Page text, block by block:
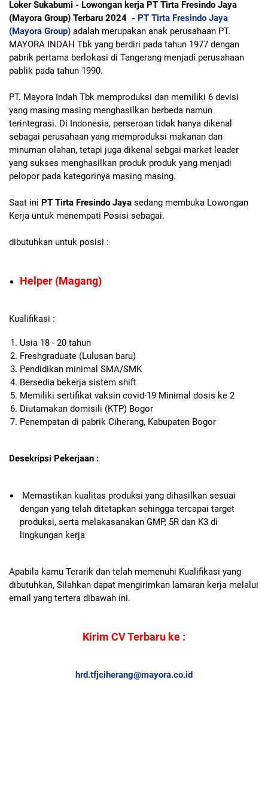
Loker Sukabumi - Lowongan kerja PT Tirta Fresindo Jaya
(Mayora Group) Terbaru 2024 - PT Tirta Fresindo Jaya
(Mayora Group) adalah merupakan anak perusahaan PT.
MAYORA INDAH Tbk yang berdiri pada tahun 1977 dengan
pabrik pertama berlokasi di Tangerang menjadi perusahaan
pablik pada tahun 1990.
PT. Mayora Indah Tbk memproduksi dan memiliki 6 devisi
yang masing masing menghasilkan berbeda namun
terintegrasi. Di Indonesia, perseroan tidak hanya dikenal
sebagai perusahaan yang memproduksi makanan dan
minuman olahan, tetapi juga dikenal sebgai market leader
yang sukses menghasilkan produk produk yang menjadi
pelopor pada kategorinya masing masing.
Saat ini PT Tirta Fresindo Jaya sedang membuka Lowongan
Kerja untuk menempati Posisi sebagai.
dibutuhkan untuk posisi :
Helper (Magang)
Kualifikasi :
Usia 18 - 20 tahun
Freshgraduate (Lulusan baru)
Pendidikan minimal SMA/SMK
Bersedia bekerja sistem shift
Memiliki sertifikat vaksin covid-19 Minimal dosis ke 2
Diutamakan domisili (KTP) Bogor
Penempatan di pabrik Ciherang, Kabupaten Bogor
Desekripsi Pekerjaan :
Memastikan kualitas produksi yang dihasilkan sesuai
dengan yang telah ditetapkan sehingga tercapai target
produksi, serta melakasanakan GMP, 5R dan K3 di
lingkungan kerja
Apabila kamu Terarik dan telah memenuhi Kualifikasi yang
dibutuhkan, Silahkan dapat mengirimkan lamaran kerja melalui
email yang tertera dibawah ini.
Kirim CV Terbaru ke :
hrd.tfjciherang@mayora.co.id